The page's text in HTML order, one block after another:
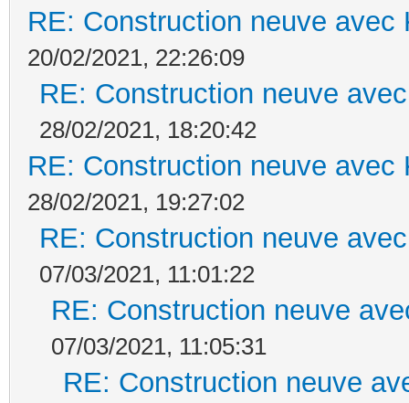
RE: Construction neuve avec
20/02/2021, 22:26:09
RE: Construction neuve
28/02/2021, 18:20:42
RE: Construction neuve avec
28/02/2021, 19:27:02
RE: Construction neuve
07/03/2021, 11:01:22
RE: Construction neuve
07/03/2021, 11:05:31
RE: Construction neuve